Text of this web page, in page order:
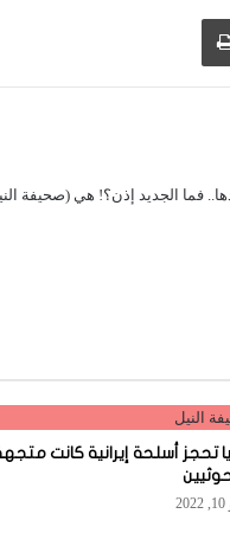
طباعة
فما الجديد إذن؟! هي (صحيفة
تحجز أسلحة إيرانية كانت